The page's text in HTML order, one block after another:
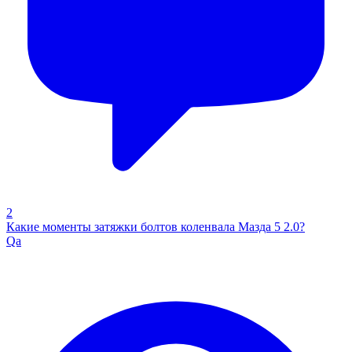
2
Какие моменты затяжки болтов коленвала Мазда 5 2.0?
Qa